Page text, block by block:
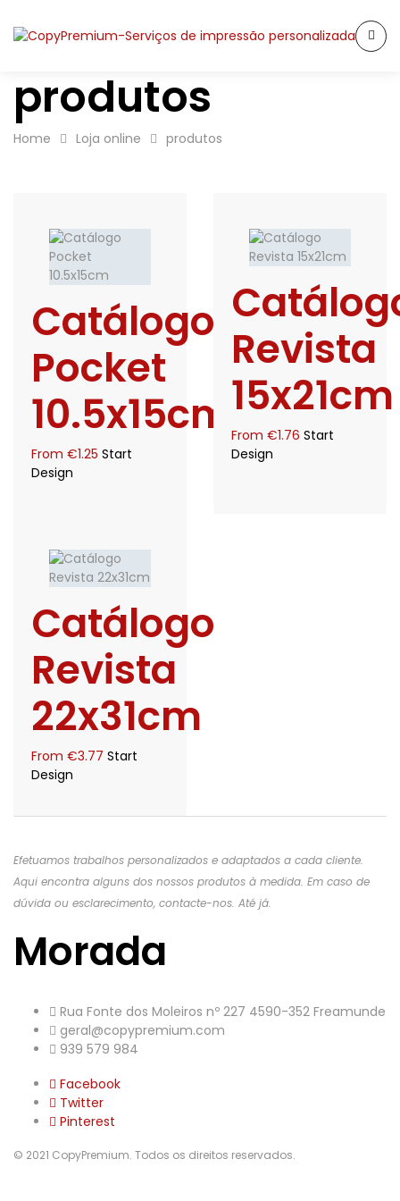
produtos
Home Loja online produtos
Catálogo
Pocket
10.5x15cm
From €1.25 Start
Design
Revista
15x21cm
From €1.76 Start
Design
Catálogo
Revista
22x31cm
From €3.77 Start
Design
Efetuamos trabalhos personalizados e adaptados a cada cliente.
Aqui encontra alguns dos nossos produtos à medida. Em caso de
dúvida ou esclarecimento, contacte-nos. Até já.
Morada
Rua Fonte dos Moleiros nº 227 4590-352 Freamunde
geral@copypremium.com
939 579 984
Facebook
Twitter
Pinterest
© 2021 CopyPremium. Todos os direitos reservados.